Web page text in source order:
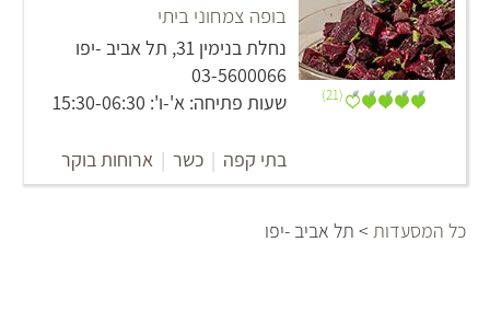
(21)
בופה צמחוני ביתי
נחלת בנימין 31, תל אביב -יפו
03-5600066
שעות פתיחה: א'-ו': 15:30-06:30
בתי קפה | כשר | ארוחות בוקר
כל המסעדות > תל אביב -יפו